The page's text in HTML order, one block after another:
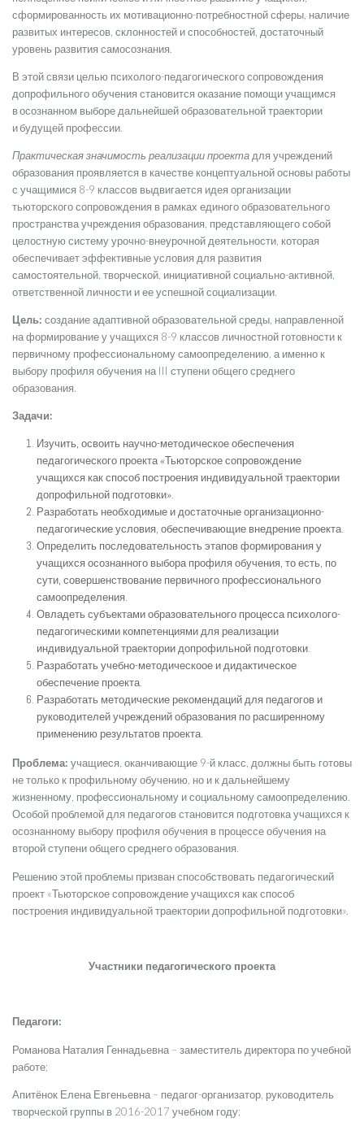
сформированность их мотивационно-потребностной сферы, наличие
развитых интересов, склонностей и способностей, достаточный
уровень развития самосознания.
В этой связи целью психолого-педагогического сопровождения
допрофильного обучения становится оказание помощи учащимся
в осознанном выборе дальнейшей образовательной траектории
и будущей профессии.
Практическая значимость реализации проекта для учреждений
образования проявляется в качестве концептуальной основы работы
с учащимися 8-9 классов выдвигается идея организации
тьюторского сопровождения в рамках единого образовательного
пространства учреждения образования, представляющего собой
целостную систему урочно-внеурочной деятельности, которая
обеспечивает эффективные условия для развития
самостоятельной, творческой, инициативной социально-активной,
ответственной личности и ее успешной социализации.
Цель: создание адаптивной образовательной среды, направленной
на формирование у учащихся 8-9 классов личностной готовности к
первичному профессиональному самоопределению, а именно к
выбору профиля обучения на III ступени общего среднего
образования.
Задачи:
Изучить, освоить научно-методическое обеспечения
педагогического проекта «Тьюторское сопровождение
учащихся как способ построения индивидуальной траектории
допрофильной подготовки».
Разработать необходимые и достаточные организационно-
педагогические условия, обеспечивающие внедрение проекта.
Определить последовательность этапов формирования у
учащихся осознанного выбора профиля обучения, то есть, по
сути, совершенствование первичного профессионального
самоопределения.
Овладеть субъектами образовательного процесса психолого-
педагогическими компетенциями для реализации
индивидуальной траектории допрофильной подготовки.
Разработать учебно-методическоое и дидактическое
обеспечение проекта.
Разработать методические рекомендаций для педагогов и
руководителей учреждений образования по расширенному
применению результатов проекта.
Проблема: учащиеся, оканчивающие 9-й класс, должны быть готовы
не только к профильному обучению, но и к дальнейшему
жизненному, профессиональному и социальному самоопределению.
Особой проблемой для педагогов становится подготовка учащихся к
осознанному выбору профиля обучения в процессе обучения на
второй ступени общего среднего образования.
Решению этой проблемы призван способствовать педагогический
проект «Тьюторское сопровождение учащихся как способ
построения индивидуальной траектории допрофильной подготовки».
Участники педагогического проекта
Педагоги:
Романова Наталия Геннадьевна – заместитель директора по учебной
работе;
Апитёнок Елена Евгеньевна – педагог-организатор, руководитель
творческой группы в 2016-2017 учебном году;